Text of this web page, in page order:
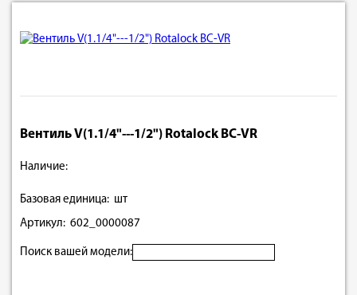
Вентиль V(1.1/4"---1/2") Rotalock BC-VR
Наличие:
Базовая единица: шт
Артикул: 602_0000087
Поиск вашей модели: